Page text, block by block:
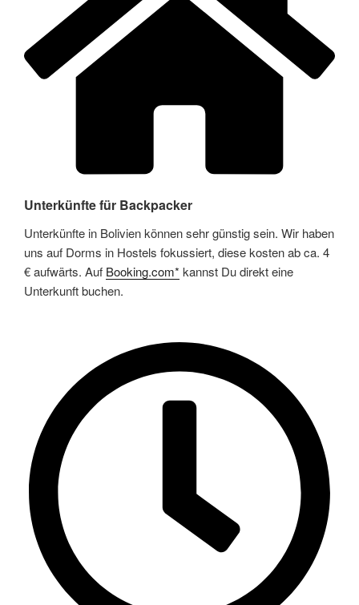
Unterkünfte für Backpacker
Unterkünfte in Bolivien können sehr günstig sein. Wir haben
uns auf Dorms in Hostels fokussiert, diese kosten ab ca. 4
€ aufwärts. Auf Booking.com* kannst Du direkt eine
Unterkunft buchen.